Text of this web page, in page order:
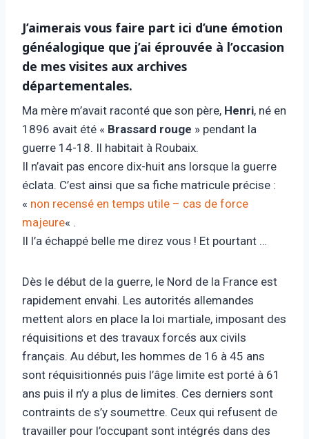
J’aimerais vous faire part ici d’une émotion
généalogique que j’ai éprouvée à l’occasion
de mes visites aux archives
départementales.
Ma mère m’avait raconté que son père, Henri, né en
1896 avait été « Brassard rouge » pendant la
guerre 14-18. Il habitait à Roubaix.
Il n’avait pas encore dix-huit ans lorsque la guerre
éclata. C’est ainsi que sa fiche matricule précise :
« non recensé en temps utile – cas de force
majeure« .
Il l’a échappé belle me direz vous ! Et pourtant …
Dès le début de la guerre, le Nord de la France est
rapidement envahi. Les autorités allemandes
mettent alors en place la loi martiale, imposant des
réquisitions et des travaux forcés aux civils
français. Au début, les hommes de 16 à 45 ans
sont réquisitionnés puis l’âge limite est porté à 61
ans puis il n’y a plus de limites. Ces derniers sont
contraints de s’y soumettre. Ceux qui refusent de
travailler pour l’occupant sont intégrés dans des